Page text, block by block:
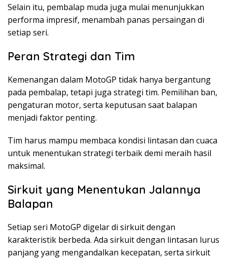
Selain itu, pembalap muda juga mulai menunjukkan
performa impresif, menambah panas persaingan di
setiap seri.
Peran Strategi dan Tim
Kemenangan dalam MotoGP tidak hanya bergantung
pada pembalap, tetapi juga strategi tim. Pemilihan ban,
pengaturan motor, serta keputusan saat balapan
menjadi faktor penting.
Tim harus mampu membaca kondisi lintasan dan cuaca
untuk menentukan strategi terbaik demi meraih hasil
maksimal.
Sirkuit yang Menentukan Jalannya
Balapan
Setiap seri MotoGP digelar di sirkuit dengan
karakteristik berbeda. Ada sirkuit dengan lintasan lurus
panjang yang mengandalkan kecepatan, serta sirkuit